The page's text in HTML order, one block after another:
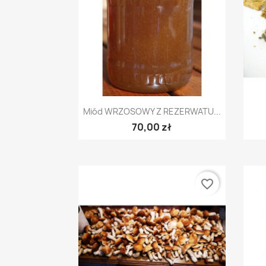
Szybki podgląd
Miód WRZOSOWY Z REZERWATU...
70,00 zł
favorite_border